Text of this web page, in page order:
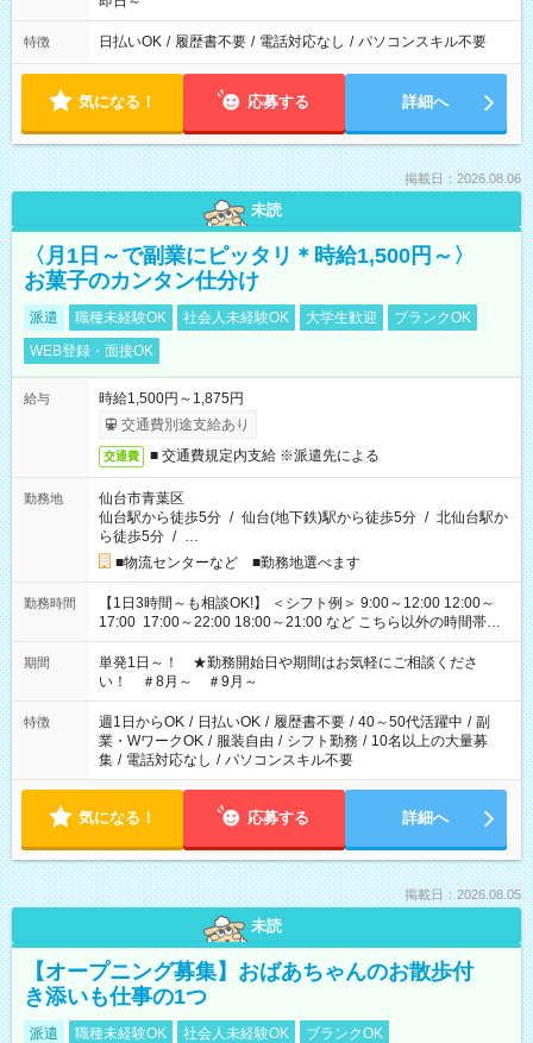
特徴 日払いOK / 履歴書不要 / 電話対応なし / パソコンスキル不要
気になる！ 応募する 詳細へ
掲載日：2026.08.06
未読
〈月1日～で副業にピッタリ＊時給1,500円～〉
お菓子のカンタン仕分け
派遣 職種未経験OK 社会人未経験OK 大学生歓迎
ブランクOK
WEB登録・面接OK
給与
時給1,500円～1,875円
交通費別途支給あり
交通費 ■ 交通費規定内支給 ※派遣先による
勤務地
仙台市青葉区
仙台駅から徒歩5分 / 仙台(地下鉄)駅から徒歩5分 / 北仙台駅か
ら徒歩5分 / …
■物流センターなど ■勤務地選べます
勤務時間
【1日3時間～も相談OK!】 ＜シフト例＞ 9:00～12:00 12:00～
17:00 17:00～22:00 18:00～21:00 など こちら以外の時間帯も
お気軽にご相談ください！
期間
単発1日～！ ★勤務開始日や期間はお気軽にご相談くださ
い！ ＃8月～ ＃9月～
特徴 週1日からOK / 日払いOK / 履歴書不要 / 40～50代活躍中 / 副
業・WワークOK / 服装自由 / シフト勤務 / 10名以上の大量募
集 / 電話対応なし / パソコンスキル不要
気になる！ 応募する 詳細へ
掲載日：2026.08.05
未読
【オープニング募集】おばあちゃんのお散歩付
き添いも仕事の1つ
派遣 職種未経験OK 社会人未経験OK
ブランクOK